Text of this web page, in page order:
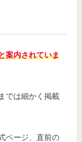
案内されていま
では細かく掲載
ページ、直前の